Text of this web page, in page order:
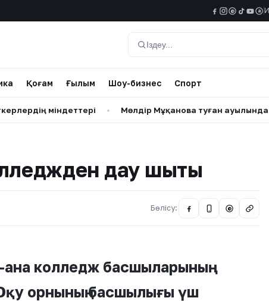
@ a
Іздеу
Қоғам Ғылым Шоу-бизнес Спорт
• Мөлдір Мұқанова туған ауылында сағынышын
дау шықты
Бөлісу: @
колледж басшыларының
орнының басшылығы үш